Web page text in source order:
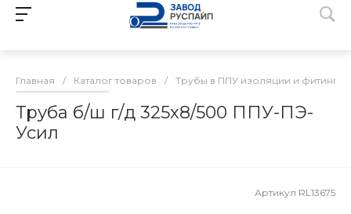
Главная / Каталог товаров / Трубы в ППУ изоляции и фитинги
Труба б/ш г/д 325х8/500 ППУ-ПЭ-
Усил
Артикул RL13675